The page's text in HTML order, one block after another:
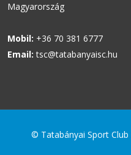
Magyarország
Mobil: +36 70 381 6777
Email: tsc@tatabanyaisc.hu
© Tatabányai Sport Club